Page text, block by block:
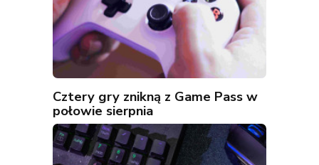
Cztery gry znikną z Game Pass w
połowie sierpnia